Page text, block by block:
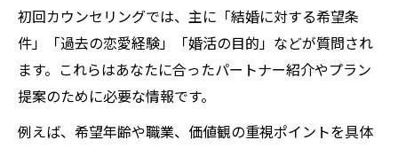
大阪府での結婚相談所カウンセリング体験記
結婚相談所の初回カウンセリング体験を紹
介
大阪府で実際に受けた結婚相談所の感想ま
とめ
初回カウンセリングでは、主に「結婚に対する希望条
件」「過去の恋愛経験」「婚活の目的」などが質問され
ます。これらはあなたに合ったパートナー紹介やプラン
提案のために必要な情報です。
例えば、希望年齢や職業、価値観の重視ポイントを具体